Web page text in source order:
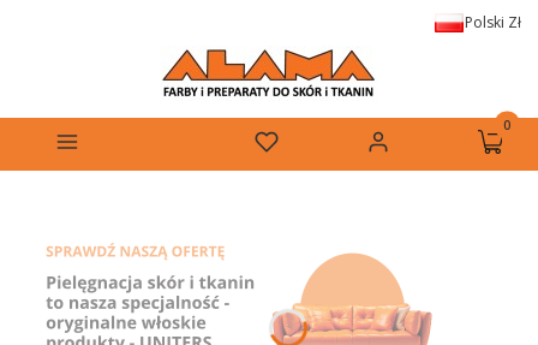
Polski Zł
Menu Ulubione Zaloguj się Koszyk